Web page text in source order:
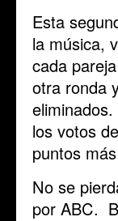
Esta
la música,
cada
otra ronda
los votos
puntos
No se
por ABC.